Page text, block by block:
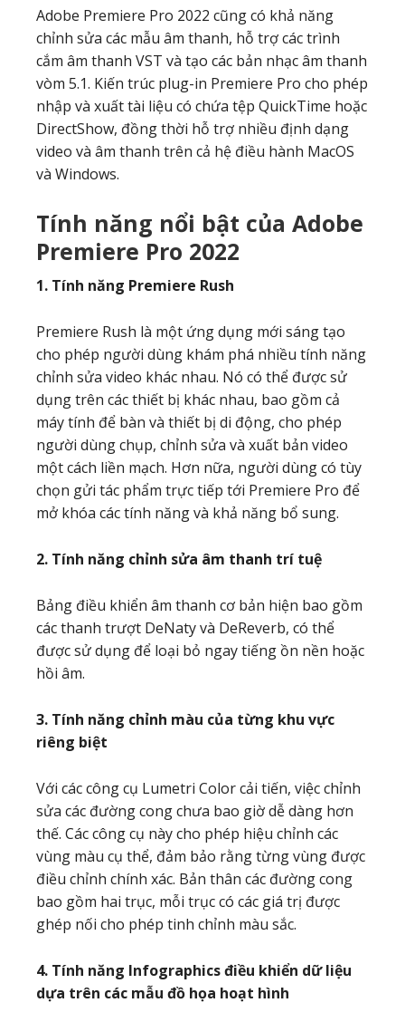
Adobe Premiere Pro 2022 cũng có khả năng
chỉnh sửa các mẫu âm thanh, hỗ trợ các trình
cắm âm thanh VST và tạo các bản nhạc âm thanh
vòm 5.1. Kiến trúc plug-in Premiere Pro cho phép
nhập và xuất tài liệu có chứa tệp QuickTime hoặc
DirectShow, đồng thời hỗ trợ nhiều định dạng
video và âm thanh trên cả hệ điều hành MacOS
và Windows.
Tính năng nổi bật của Adobe
Premiere Pro 2022
1. Tính năng Premiere Rush
Premiere Rush là một ứng dụng mới sáng tạo
cho phép người dùng khám phá nhiều tính năng
chỉnh sửa video khác nhau. Nó có thể được sử
dụng trên các thiết bị khác nhau, bao gồm cả
máy tính để bàn và thiết bị di động, cho phép
người dùng chụp, chỉnh sửa và xuất bản video
một cách liền mạch. Hơn nữa, người dùng có tùy
chọn gửi tác phẩm trực tiếp tới Premiere Pro để
mở khóa các tính năng và khả năng bổ sung.
2. Tính năng chỉnh sửa âm thanh trí tuệ
Bảng điều khiển âm thanh cơ bản hiện bao gồm
các thanh trượt DeNaty và DeReverb, có thể
được sử dụng để loại bỏ ngay tiếng ồn nền hoặc
hồi âm.
3. Tính năng chỉnh màu của từng khu vực
riêng biệt
Với các công cụ Lumetri Color cải tiến, việc chỉnh
sửa các đường cong chưa bao giờ dễ dàng hơn
thế. Các công cụ này cho phép hiệu chỉnh các
vùng màu cụ thể, đảm bảo rằng từng vùng được
điều chỉnh chính xác. Bản thân các đường cong
bao gồm hai trục, mỗi trục có các giá trị được
ghép nối cho phép tinh chỉnh màu sắc.
4. Tính năng Infographics điều khiển dữ liệu
dựa trên các mẫu đồ họa hoạt hình